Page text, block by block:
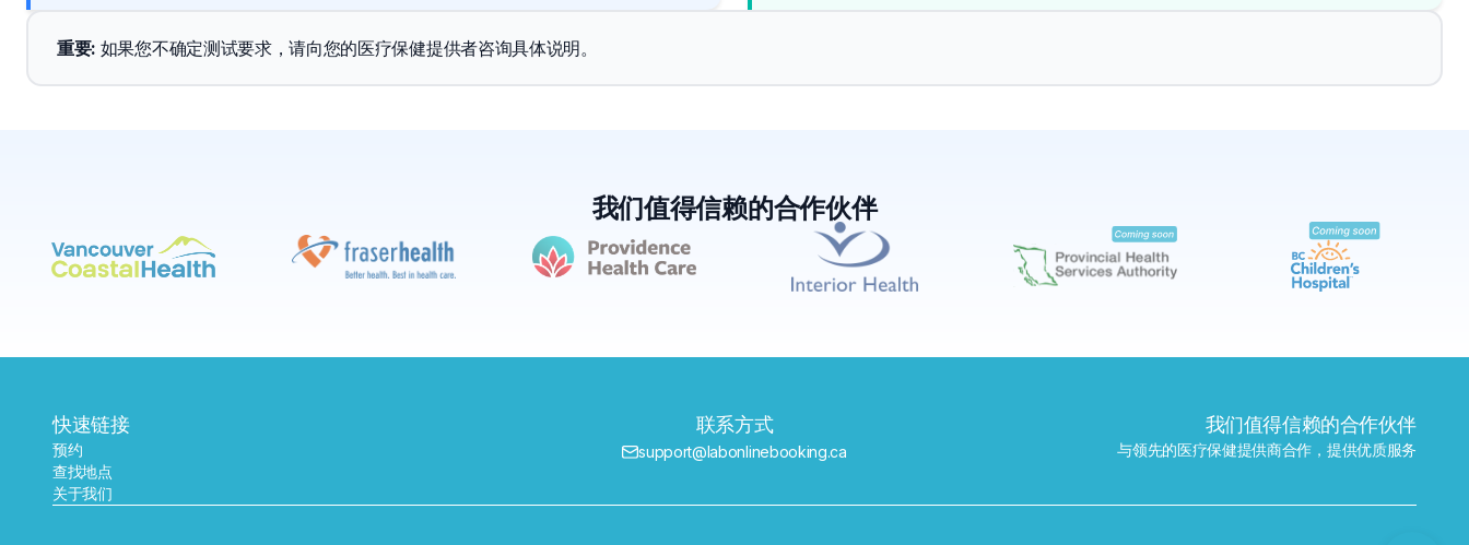
重要: 如果您不确定测试要求，请向您的医疗保健提供者咨询具体说明。
我们值得信赖的合作伙伴
快速链接
预约
查找地点
关于我们
联系方式
support@labonlinebooking.ca
我们值得信赖的合作伙伴
与领先的医疗保健提供商合作，提供优质服务